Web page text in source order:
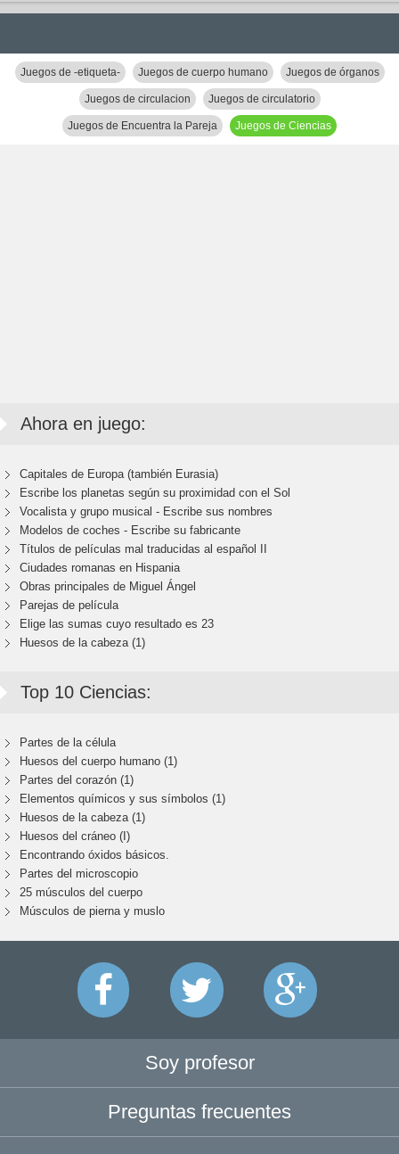
Juegos de -etiqueta- Juegos de cuerpo humano Juegos de órganos
Juegos de circulacion Juegos de circulatorio
Juegos de Encuentra la Pareja Juegos de Ciencias
Ahora en juego:
Capitales de Europa (también Eurasia)
Escribe los planetas según su proximidad con el Sol
Vocalista y grupo musical - Escribe sus nombres
Modelos de coches - Escribe su fabricante
Títulos de películas mal traducidas al español II
Ciudades romanas en Hispania
Obras principales de Miguel Ángel
Parejas de película
Elige las sumas cuyo resultado es 23
Huesos de la cabeza (1)
Top 10 Ciencias:
Partes de la célula
Huesos del cuerpo humano (1)
Partes del corazón (1)
Elementos químicos y sus símbolos (1)
Huesos de la cabeza (1)
Huesos del cráneo (I)
Encontrando óxidos básicos.
Partes del microscopio
25 músculos del cuerpo
Músculos de pierna y muslo
Soy profesor
Preguntas frecuentes